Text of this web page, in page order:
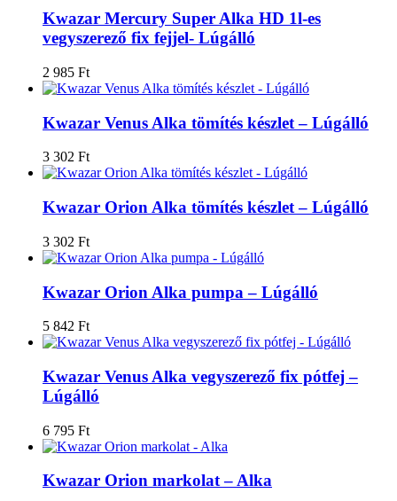
Kwazar Mercury Super Alka HD 1l-es
vegyszerező fix fejjel- Lúgálló
2 985 Ft
Kwazar Venus Alka tömítés készlet – Lúgálló
3 302 Ft
Kwazar Orion Alka tömítés készlet – Lúgálló
3 302 Ft
Kwazar Orion Alka pumpa – Lúgálló
5 842 Ft
Kwazar Venus Alka vegyszerező fix pótfej –
Lúgálló
6 795 Ft
Kwazar Orion markolat – Alka